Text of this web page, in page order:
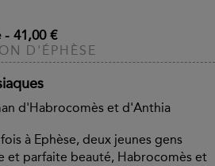
- 41,00 €
D'ÉPHÈSE
d'Habrocomès et d'Anthia
à Ephèse, deux jeunes gens
et parfaite beauté, Habrocomès et